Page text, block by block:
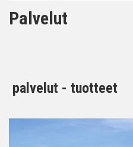
Palvelut
palvelut - tuotteet